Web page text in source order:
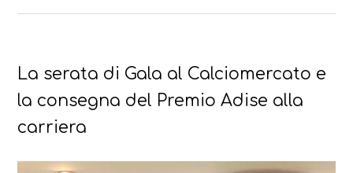
La serata di Gala al Calciomercato e
la consegna del Premio Adise alla
carriera